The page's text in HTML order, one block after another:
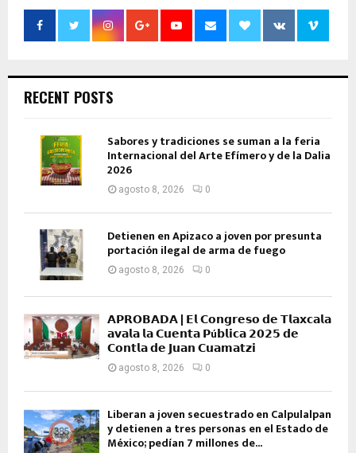
RECENT POSTS
Sabores y tradiciones se suman a la feria
Internacional del Arte Efímero y de la Dalia
2026
agosto 8, 2026 0
Detienen en Apizaco a joven por presunta
portación ilegal de arma de fuego
agosto 8, 2026 0
𝗔𝗣𝗥𝗢𝗕𝗔𝗗𝗔 | 𝗘𝗹 𝗖𝗼𝗻𝗴𝗿𝗲𝘀𝗼 𝗱𝗲 𝗧𝗹𝗮𝘅𝗰𝗮𝗹𝗮
𝗮𝘃𝗮𝗹𝗮 𝗹𝗮 𝗖𝘂𝗲𝗻𝘁𝗮 𝗣ú𝗯𝗹𝗶𝗰𝗮 𝟮𝟬𝟮𝟱 𝗱𝗲
𝗖𝗼𝗻𝘁𝗹𝗮 𝗱𝗲 𝗝𝘂𝗮𝗻 𝗖𝘂𝗮𝗺𝗮𝘁𝘇𝗶
agosto 8, 2026 0
Liberan a joven secuestrado en Calpulalpan
y detienen a tres personas en el Estado de
México; pedían 7 millones de...